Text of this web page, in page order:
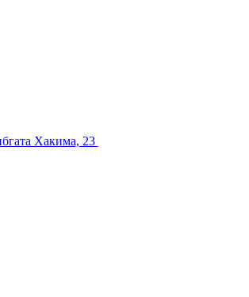
Хакима, 23